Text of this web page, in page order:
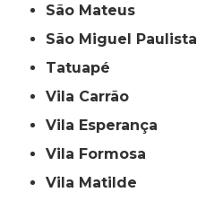
São Mateus
São Miguel Paulista
Tatuapé
Vila Carrão
Vila Esperança
Vila Formosa
Vila Matilde